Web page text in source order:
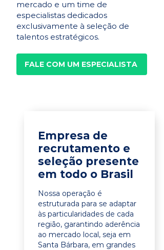
mercado e um time de
especialistas dedicados
exclusivamente à seleção de
talentos estratégicos.
FALE COM UM ESPECIALISTA
Empresa de
recrutamento e
seleção presente
em todo o Brasil
Nossa operação é
estruturada para se adaptar
às particularidades de cada
região, garantindo aderência
ao mercado local, seja em
Santa Bárbara, em grandes